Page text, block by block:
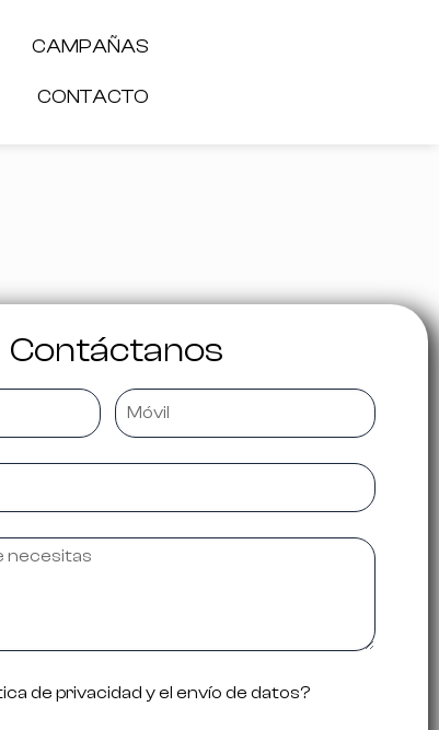
CAMPAÑAS
CONTACTO
Contáctanos
de privacidad y el envío de datos?